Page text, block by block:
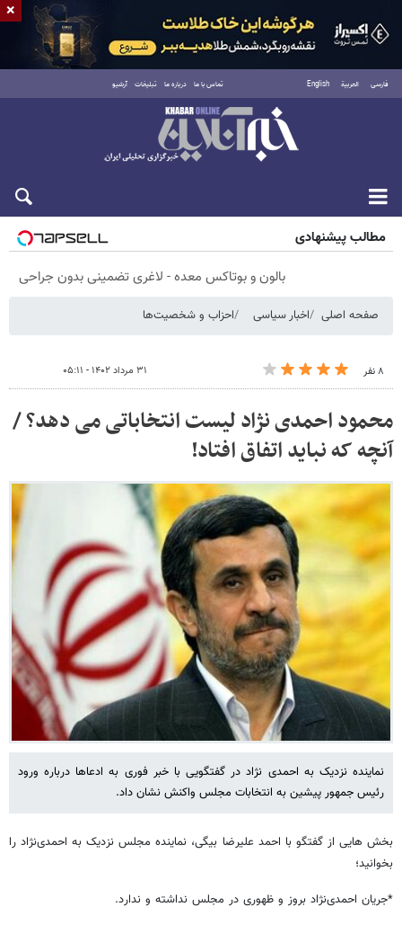
فارسی العربية English تماس با ما درباره ما تبلیغات آرشیو
پنجشنبه ۱۵ مرداد ۱۴۰۵
مطالب پیشنهادی
بالون و بوتاکس معده - لاغری تضمینی بدون جراحی
صفحه اصلی اخبار سیاسی احزاب و شخصیت‌ها
۸ نفر ۳۱ مرداد ۱۴۰۲ - ۰۵:۱۱
محمود احمدی نژاد لیست انتخاباتی می دهد؟ /
آنچه که نباید اتفاق افتاد!
نماینده نزدیک به احمدی نژاد در گفتگویی با خبر فوری به ادعاها درباره ورود
رئیس جمهور پیشین به انتخابات مجلس واکنش نشان داد.
بخش هایی از گفتگو با احمد علیرضا بیگی، نماینده مجلس نزدیک به احمدی‌نژاد را
بخوانید؛
*جریان احمدی‌نژاد بروز و ظهوری در مجلس نداشته و ندارد.
×